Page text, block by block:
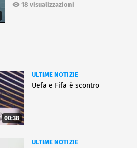
18 visualizzazioni
00:38
ULTIME NOTIZIE
Uefa e Fifa è scontro
ULTIME NOTIZIE